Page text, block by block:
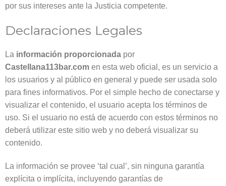
por sus intereses ante la Justicia competente.
Declaraciones Legales
La información proporcionada por
Castellana113bar.com en esta web oficial, es un servicio a
los usuarios y al público en general y puede ser usada solo
para fines informativos. Por el simple hecho de conectarse y
visualizar el contenido, el usuario acepta los términos de
uso. Si el usuario no está de acuerdo con estos términos no
deberá utilizar este sitio web y no deberá visualizar su
contenido.
La información se provee ‘tal cual’, sin ninguna garantía
explícita o implícita, incluyendo garantías de